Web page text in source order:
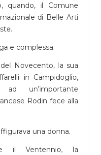
quando, il Comune
di Belle Arti
e complessa.
Novecento, la sua
in Campidoglio,
ad un’importante
Rodin fece alla
una donna.
il Ventennio, la